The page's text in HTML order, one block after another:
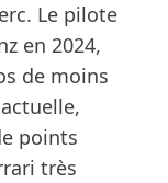
Le pilote
en 2024,
de moins
points
très